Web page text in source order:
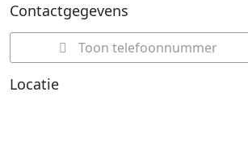
Contactgegevens
Toon telefoonnummer
Locatie